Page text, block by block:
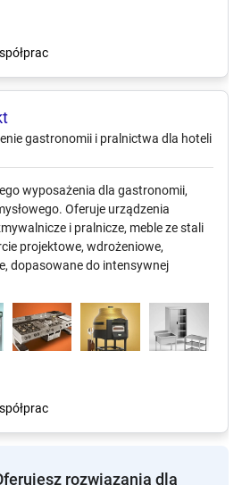
wyposażenie gastronomii i
wyposażenia dla gastronomii,
Oferuje urządzenia
projektowe, wdrożeniowe,
dopasowane do intensywnej